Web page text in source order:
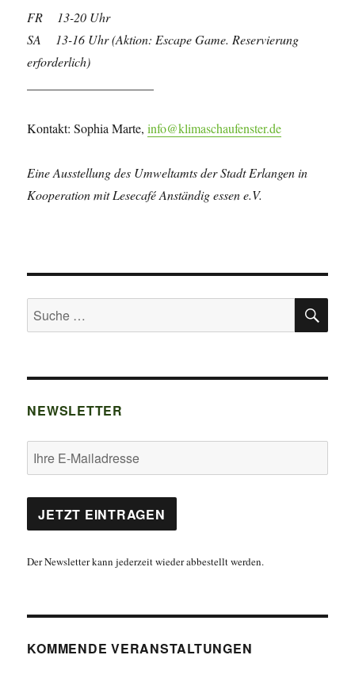
FR
13-20 Uhr
SA 13-16 Uhr (Aktion: Escape Game. Reservierung
erforderlich)
Kontakt: Sophia Marte,info@klimaschaufenster.de
Eine Ausstellung des Umweltamts der Stadt Erlangen in
Kooperation mit Lesecafé Anständig essen e.V.
Suche
nach:
NEWSLETTER
Der Newsletter kann jederzeit wieder abbestellt werden.
KOMMENDE VERANSTALTUNGEN